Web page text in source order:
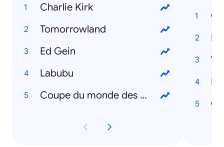
Charlie Kirk
Tomorrowland
Ed Gein
Labubu
Coupe du monde des clubs